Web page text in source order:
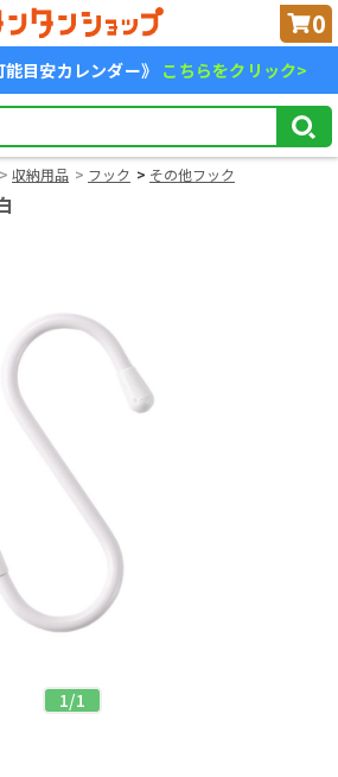
0
目安カレンダー》 こちらをクリック>
収納用品 フック その他フック
1/1